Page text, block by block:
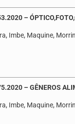
–
Imbe, Maquine,
– GÊNEROS
Imbe, Maquine,